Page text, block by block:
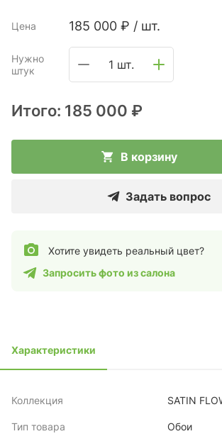
Цена 185 000 ₽ / шт.
Нужно
штук
1 шт.
Итого: 185 000 ₽
В корзину
Задать вопрос
Хотите увидеть реальный цвет?
Запросить фото из салона
Характеристики
Коллекция SATIN
Тип товара Обои